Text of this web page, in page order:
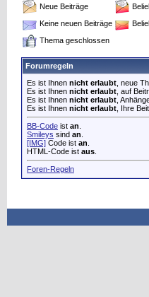
Neue Beiträge
Keine neuen Beiträge
Thema geschlossen
Forumregeln
Es ist Ihnen nicht erlaubt , neue
Es ist Ihnen nicht erlaubt , auf
Es ist Ihnen nicht erlaubt ,
Es ist Ihnen nicht erlaubt , Ihre
BB-Code ist an
Smileys sind an
[IMG] Code ist an
HTML-Code ist aus
Foren-Regeln